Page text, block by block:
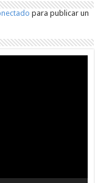
para publicar un